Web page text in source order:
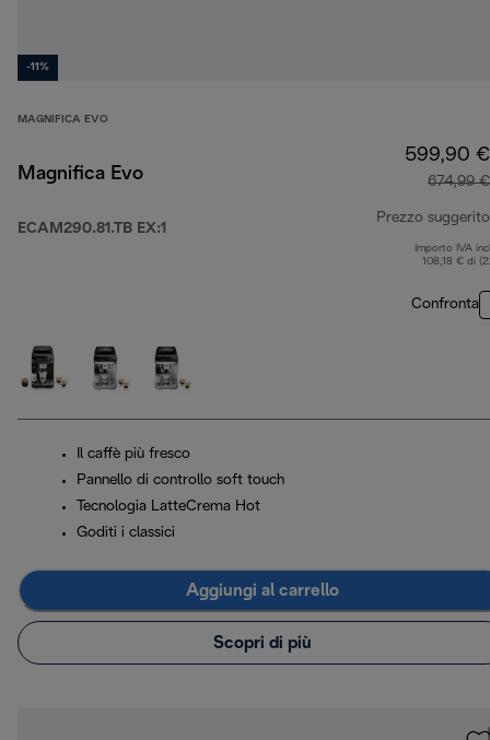
-11%
MAGNIFICA EVO
Magnifica Evo
ECAM290.81.TB EX:1
599,90 €
674,99 €
Prezzo suggerito
Importo IVA
108,18 € di
Confronta
Il caffè più fresco
Pannello di controllo soft touch
Tecnologia LatteCrema Hot
Goditi i classici
Aggiungi al carrello
Scopri di più